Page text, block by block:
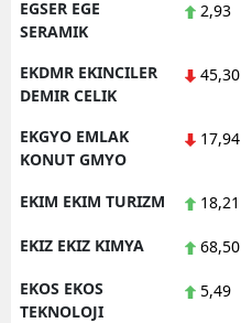
EGSER EGE
SERAMIK
2,93
EKDMR EKINCILER
DEMIR CELIK
45,30
EKGYO EMLAK
KONUT GMYO
17,94
EKIM EKIM TURIZM 18,21
EKIZ EKIZ KIMYA 68,50
EKOS EKOS
TEKNOLOJI
5,49